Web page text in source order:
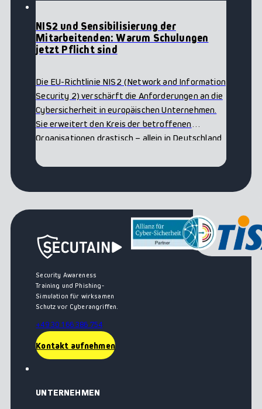
NIS2 und Sensibilisierung der
Mitarbeitenden: Warum Schulungen
jetzt Pflicht sind
Die EU-Richtlinie NIS2 (Network and Information
Security 2) verschärft die Anforderungen an die
Cybersicherheit in europäischen Unternehmen.
Sie erweitert den Kreis der betroffenen
Organisationen drastisch – allein in Deutschland
etwa…
Security Awareness
Training und Phishing-
Simulation für wirksamen
Schutz vor Cyberangriffen.
+49 30 166 386 754
Kontakt aufnehmen
UNTERNEHMEN